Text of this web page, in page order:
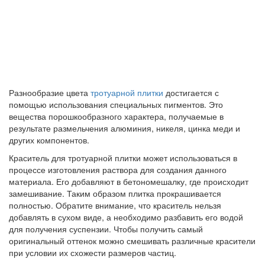
Разнообразие цвета тротуарной плитки достигается с
помощью использования специальных пигментов. Это
вещества порошкообразного характера, получаемые в
результате размельчения алюминия, никеля, цинка меди и
других компонентов.
Краситель для тротуарной плитки может использоваться в
процессе изготовления раствора для создания данного
материала. Его добавляют в бетономешалку, где происходит
замешивание. Таким образом плитка прокрашивается
полностью. Обратите внимание, что краситель нельзя
добавлять в сухом виде, а необходимо разбавить его водой
для получения суспензии. Чтобы получить самый
оригинальный оттенок можно смешивать различные красители
при условии их схожести размеров частиц.